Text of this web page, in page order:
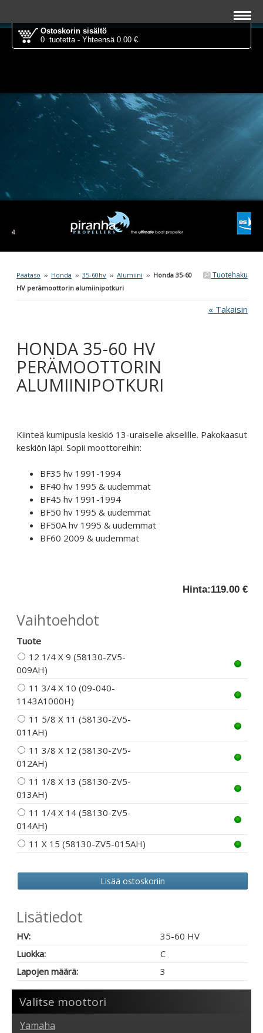
Ostoskorin sisältö
0 tuotetta - Yhteensä 0.00 €
Tuotehaku
Päätaso ›› Honda ›› 35-60hv ›› Alumiini ›› Honda 35-60
HV perämoottorin alumiinipotkuri
« Takaisin
HONDA 35-60 HV
PERÄMOOTTORIN
ALUMIINIPOTKURI
Kiinteä kumipusla keskiö 13-uraiselle akselille. Pakokaasut
keskiön läpi. Sopii moottoreihin:
BF35 hv 1991-1994
BF40 hv 1995 & uudemmat
BF45 hv 1991-1994
BF50 hv 1995 & uudemmat
BF50A hv 1995 & uudemmat
BF60 2009 & uudemmat
Hinta:119.00 €
Vaihtoehdot
Tuote
12 1/4 X 9 (58130-ZV5-
009AH)
11 3/4 X 10 (09-040-
1143A1000H)
11 5/8 X 11 (58130-ZV5-
011AH)
11 3/8 X 12 (58130-ZV5-
012AH)
11 1/8 X 13 (58130-ZV5-
013AH)
11 1/4 X 14 (58130-ZV5-
014AH)
11 X 15 (58130-ZV5-015AH)
Lisätiedot
HV:
35-60 HV
Luokka:
C
Lapojen määrä:
3
Valitse moottori
Yamaha